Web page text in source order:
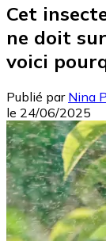
Cet
ne doit
voici
Publié par Nina
le 24/06/2025